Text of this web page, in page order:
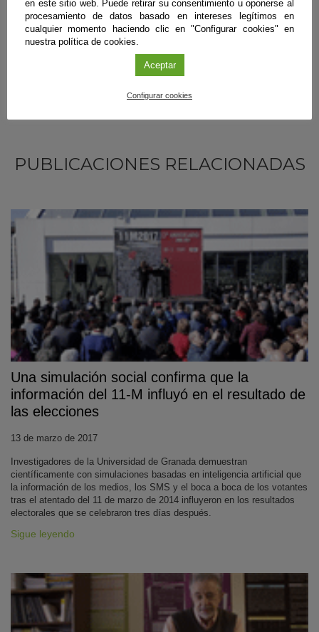
PUBLICACIONES RELACIONADAS
Una simulación social confirma que la
información del 11-M influyó en el resultado de
las elecciones
13 de marzo de 2017
Investigadores de la Universidad de Granada demuestran
científicamente con simulaciones basadas en inteligencia artificial que
la información de los medios, los SMS y el boca a boca de los votantes
tras el atentado del 11 de marzo de 2014 influyeron en los resultados
electorales que se celebraron tres días después.
Sigue leyendo
en este sitio web. Puede retirar su consentimiento u oponerse al
procesamiento de datos basado en intereses legítimos en
cualquier momento haciendo clic en "Configurar cookies" en
nuestra política de cookies.
Aceptar
Configurar cookies